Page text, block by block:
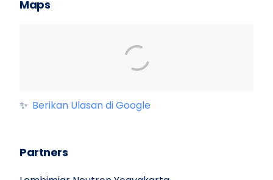
Maps
✨ Berikan Ulasan di Google
Partners